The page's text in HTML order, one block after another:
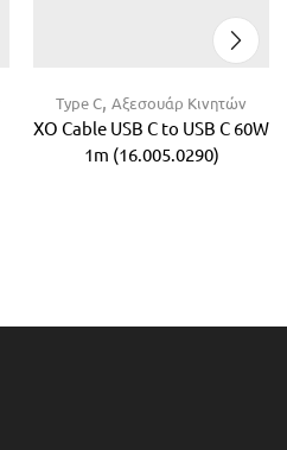
Type C Αξεσουάρ Κινητών
XO Cable USB C to USB C 60W
1m (16.005.0290)